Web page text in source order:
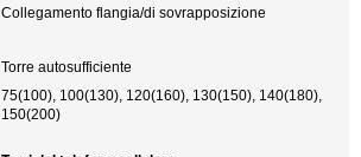
Collegamento flangia/di sovrapposizione
Torre autosufficiente
75(100), 100(130), 120(160), 130(150), 140(180),
150(200)